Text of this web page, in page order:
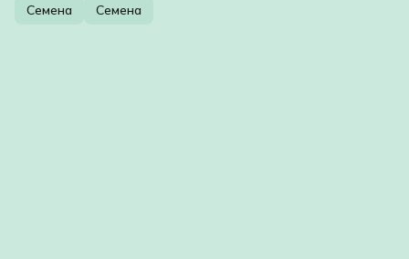
Семена Семена